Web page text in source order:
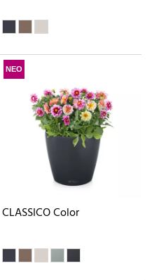
ΝΕΟ
CLASSICO Color